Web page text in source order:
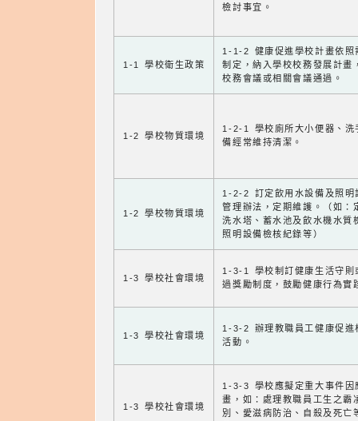
檢討事宜。
1-1 學校衛生政策
1-1-2 健康促進學校計畫依照
制定，納入學校校務發展計畫
校務會議或相關會議通過。
1-2 學校物質環境
1-2-1 學校廁所大小便器、洗
備經常維持清潔。
1-2 學校物質環境
1-2-2 訂定飲用水設備及照明
管理辦法，定期維護。（如：
洗水塔、蓄水池及飲水機水質
照明設備檢核紀錄等）
1-3 學校社會環境
1-3-1 學校制訂健康生活守則
過獎勵制度，鼓勵健康行為實
1-3 學校社會環境
1-3-2 辦理教職員工健康促進
活動。
1-3 學校社會環境
1-3-3 學校應擬定重大事件因
畫，如：處理教職員工生之霸
別、愛滋病防治、自殺及死亡